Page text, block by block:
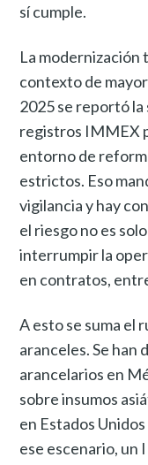
sí cumple.
La modernización
contexto de
2025 se reportó
registros IMMEX
entorno de
estrictos. Eso
vigilancia y hay
el riesgo no es
interrumpir la
en contratos,
A esto se suma el
aranceles. Se han
arancelarios en
sobre insumos
en Estados
ese escenario, un